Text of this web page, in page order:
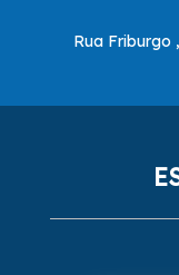
Rua Friburgo